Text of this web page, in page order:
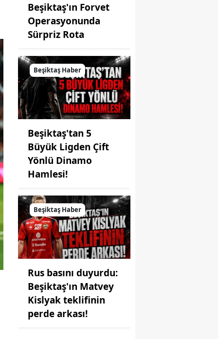
Beşiktaş'ın Forvet
Operasyonunda
Sürpriz Rota
Beşiktaş Haber
Beşiktaş'tan 5
Büyük Ligden Çift
Yönlü Dinamo
Hamlesi!
Beşiktaş Haber
Rus basını duyurdu:
Beşiktaş'ın Matvey
Kislyak teklifinin
perde arkası!